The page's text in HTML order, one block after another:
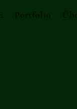
Portfolio